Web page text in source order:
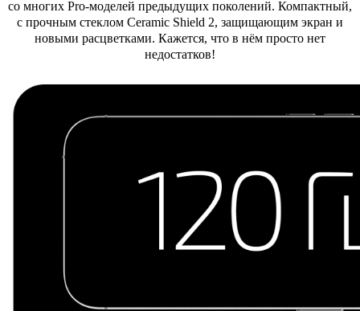
со многих Pro-моделей предыдущих поколений. Компактный,
с прочным стеклом Ceramic Shield 2, защищающим экран и
новыми расцветками. Кажется, что в нём просто нет
недостатков!